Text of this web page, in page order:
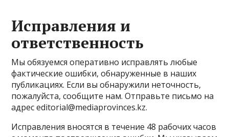
Исправления и
ответственность
Мы обязуемся оперативно исправлять любые
фактические ошибки, обнаруженные в наших
публикациях. Если вы обнаружили неточность,
пожалуйста, сообщите нам. Отправьте письмо на
адресeditorial@mediaprovinces.kz.
Исправления вносятся в течение 48 рабочих часов